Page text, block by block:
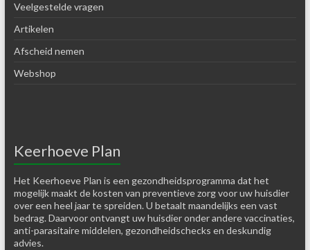
Veelgestelde vragen
Artikelen
Afscheid nemen
Webshop
Keerhoeve Plan
Het Keerhoeve Plan is een gezondheidsprogramma dat het
mogelijk maakt de kosten van preventieve zorg voor uw huisdier
over een heel jaar te spreiden. U betaalt maandelijks een vast
bedrag. Daarvoor ontvangt uw huisdier onder andere vaccinaties,
anti-parasitaire middelen, gezondheidschecks en deskundig
advies.